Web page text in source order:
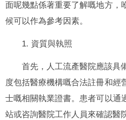
面呢幾點係著重要了解嘅地方，
候可以作為參考因素。
1. 資質與執照
首先，人工流產醫院應該具
度包括醫療機構嘅合法註冊和經
士嘅相關執業證書。患者可以通
站或咨詢醫院工作人員來確認醫